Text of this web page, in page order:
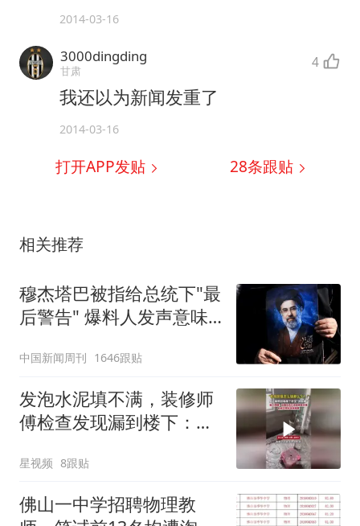
2014-03-16
3000dingding
甘肃 4
我还以为新闻发重了
2014-03-16
打开APP发贴 28条跟贴
相关推荐
穆杰塔巴被指给总统下"最
后警告" 爆料人发声意味
中国新闻周刊 1646跟贴
发泡水泥填不满，装修师
傅检查发现漏到楼下：出
星视频 8跟贴
佛山一中学招聘物理教